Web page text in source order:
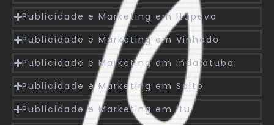
Publicidade e Marketing em Itupeva
Publicidade e Marketing em Vinhedo
Publicidade e Marketing em Indaiatuba
Publicidade e Marketing em Salto
Publicidade e Marketing em Itu